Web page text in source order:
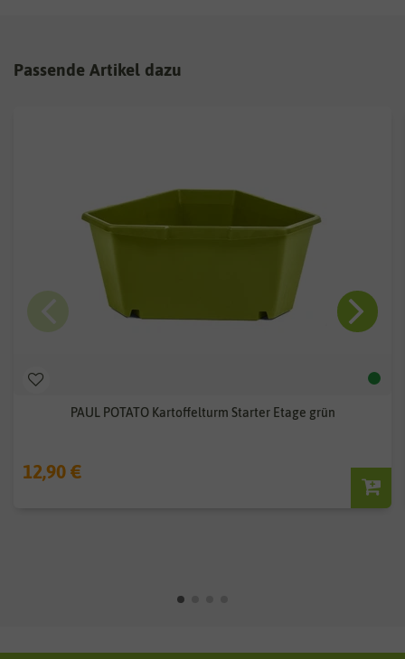
Passende Artikel dazu
PAUL POTATO Kartoffelturm Starter Etage grün
12,90 €